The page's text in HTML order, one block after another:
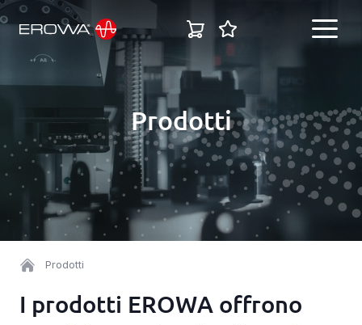
English
Deutsch
Italiano
Settori
Soluzioni
Prodotti
Carriera
Prodotti
Prodotti
I prodotti EROWA offrono